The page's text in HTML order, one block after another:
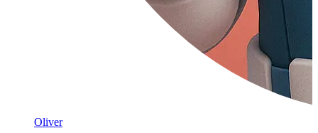
Oliver